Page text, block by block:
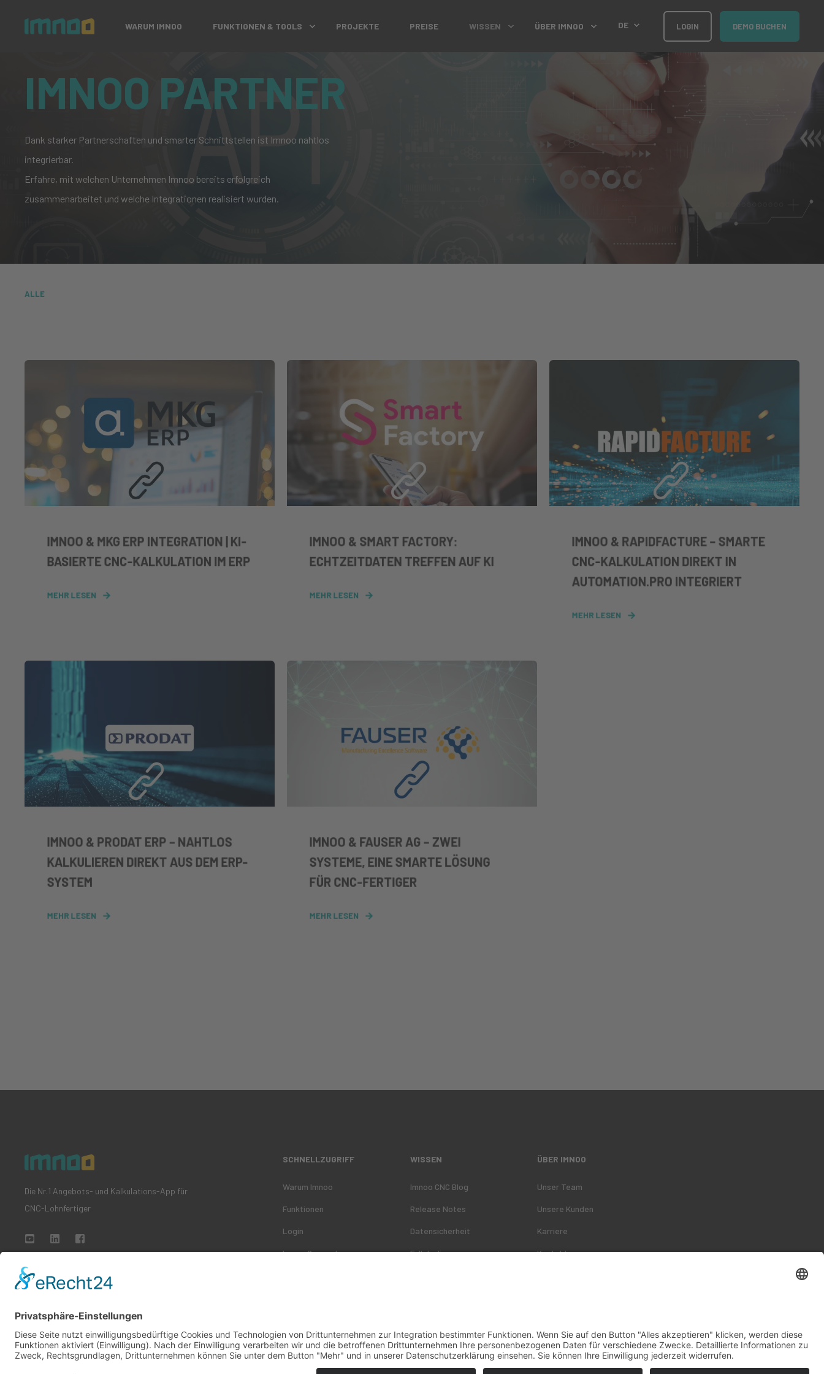
WARUM IMNOO FUNKTIONEN & TOOLS PROJEKTE PREISE WISSEN ÜBER IMNOO DE LOGIN DEMO BUCHEN
IMNOO PARTNER
Dank starker Partnerschaften und smarter Schnittstellen ist Imnoo nahtlos
integrierbar.
Erfahre, mit welchen Unternehmen Imnoo bereits erfolgreich
zusammenarbeitet und welche Integrationen realisiert wurden.
ALLE
IMNOO & MKG ERP INTEGRATION | KI-
BASIERTE CNC-KALKULATION IM ERP
MEHR LESEN
IMNOO & SMART FACTORY:
ECHTZEITDATEN TREFFEN AUF KI
MEHR LESEN
IMNOO & RAPIDFACTURE – SMARTE
CNC-KALKULATION DIREKT IN
AUTOMATION.PRO INTEGRIERT
MEHR LESEN
IMNOO & PRODAT ERP – NAHTLOS
KALKULIEREN DIREKT AUS DEM ERP-
SYSTEM
MEHR LESEN
IMNOO & FAUSER AG – ZWEI
SYSTEME, EINE SMARTE LÖSUNG
FÜR CNC-FERTIGER
MEHR LESEN
Die Nr.1 Angebots- und Kalkulations-App für
CNC-Lohnfertiger
SCHNELLZUGRIFF
Warum Imnoo
Funktionen
Login
Imnoo Connect
WISSEN
Imnoo CNC Blog
Release Notes
Datensicherheit
Fallstudien
ÜBER IMNOO
Unser Team
Unsere Kunden
Karriere
Kontakt
All rights reserved Impressum Datenschutzbestimmungen AGB